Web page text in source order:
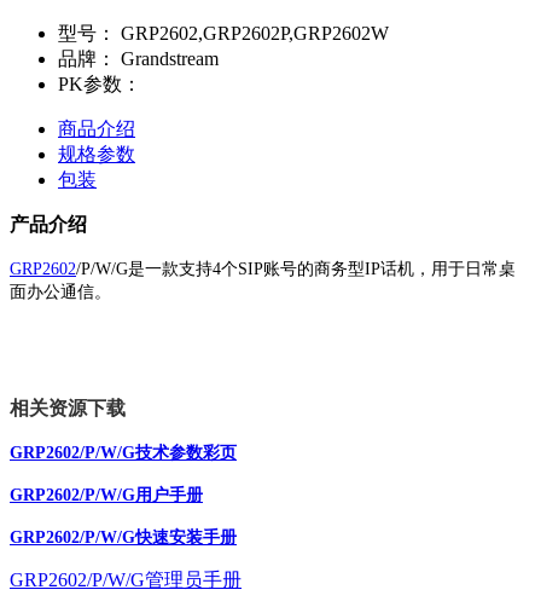
型号：
GRP2602,GRP2602P,GRP2602W
品牌：
Grandstream
PK参数：
商品介绍
规格参数
包装
产品介绍
GRP2602/P/W/G是一款支持4个SIP账号的商务型IP话机，用于日常桌
面办公通信。
相关资源下载
GRP2602/P/W/G技术参数彩页
GRP2602/P/W/G用户手册
GRP2602/P/W/G快速安装手册
GRP2602/P/W/G管理员手册